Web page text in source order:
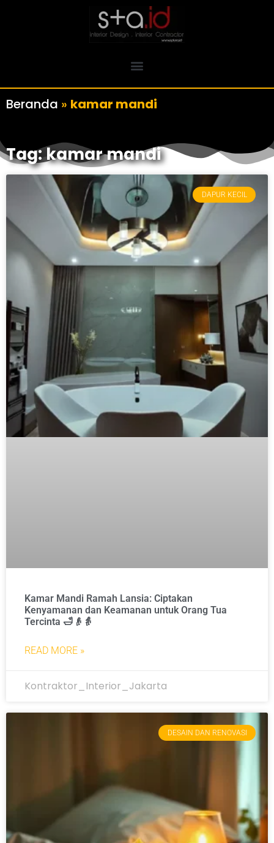
Beranda » kamar mandi
Tag: kamar mandi
DAPUR KECIL
Kamar Mandi Ramah Lansia: Ciptakan
Kenyamanan dan Keamanan untuk Orang Tua
Tercinta 🛁👴👵
READ MORE »
Kontraktor_Interior_Jakarta
DESAIN DAN RENOVASI